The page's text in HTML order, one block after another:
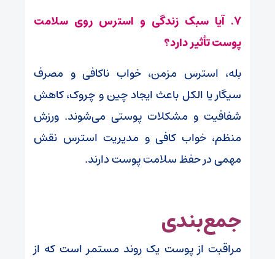
۷. آیا سبک زندگی و استرس روی سلامت
پوست تأثیر دارد؟
بله، استرس مزمن، خواب ناکافی و مصرف
سیگار یا الکل باعث ایجاد چین و چروک، کاهش
شفافیت و مشکلات پوستی می‌شوند. ورزش
منظم، خواب کافی و مدیریت استرس نقش
مهمی در حفظ سلامت پوست دارند.
جمع‌بندی
مراقبت از پوست یک روند مستمر است که از